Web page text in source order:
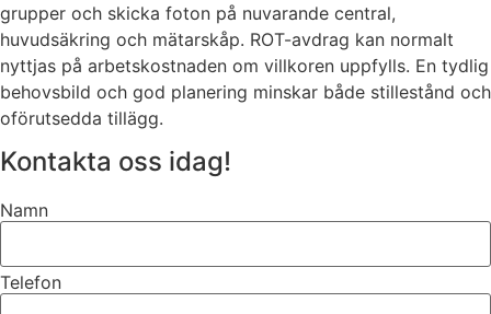
grupper och skicka foton på nuvarande central,
huvudsäkring och mätarskåp. ROT-avdrag kan normalt
nyttjas på arbetskostnaden om villkoren uppfylls. En tydlig
behovsbild och god planering minskar både stillestånd och
oförutsedda tillägg.
Kontakta oss idag!
Namn
Telefon